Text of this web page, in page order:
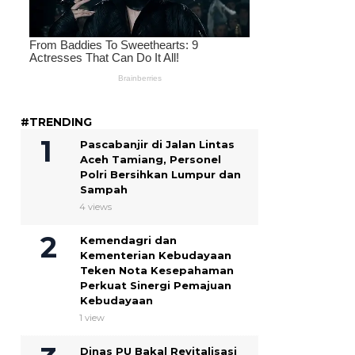
#TRENDING
Pascabanjir di Jalan Lintas
Aceh Tamiang, Personel
Polri Bersihkan Lumpur dan
Sampah
4 views
Kemendagri dan
Kementerian Kebudayaan
Teken Nota Kesepahaman
Perkuat Sinergi Pemajuan
Kebudayaan
1 view
Dinas PU Bakal Revitalisasi